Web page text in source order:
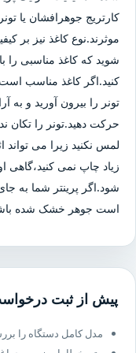
کارتریج جوهرافشان یا
موثرند.نوع کاغذ نیز بر
شوید که کاغذ مناسبی را
کنید.اگر کاغذ مناسب
تونر را بیرون آورید و
حرکت دهید.تونر را تکان
لمس نکنید زیرا می تواند
زیاد چاپ نمی کنید،گاهی
شود.اگر پرینتر شما به
است جوهر خشک شده
پیش از ثبت
مدل کامل دستگاه را